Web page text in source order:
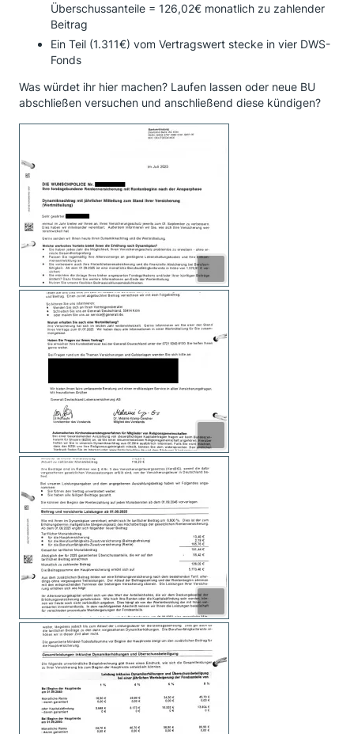
Überschussanteile = 126,02€ monatlich zu zahlender
Beitrag
Ein Teil (1.311€) vom Vertragswert stecke in vier DWS-
Fonds
Was würdet ihr hier machen? Laufen lassen oder neue BU
abschließen versuchen und anschließend diese kündigen?